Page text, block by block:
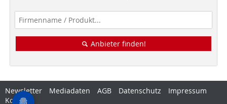
Anbieter finden!
Newsletter Mediadaten AGB Datenschutz
Impressum
Kontakt